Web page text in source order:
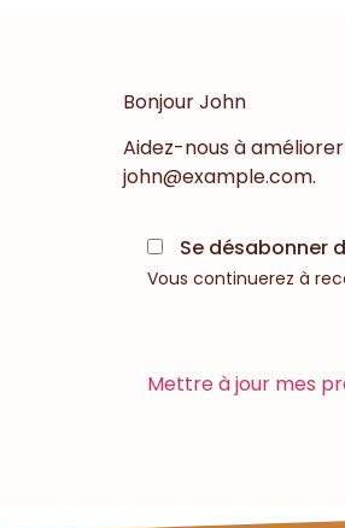
BonjourJohn
Aidez-nous à
john@example.com.
Se désabonner
Vous continuerez à
Mettre à jour mes